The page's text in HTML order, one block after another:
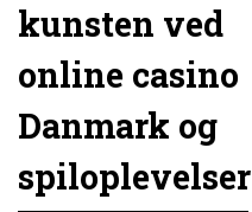
kunsten ved
online casino
Danmark og
spiloplevelser